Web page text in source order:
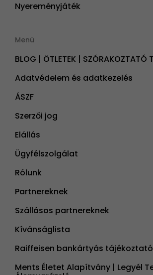
Nyereményjáték
Menü
BLOG | ÖTLETEK | SZÓRAKOZTATÓ
Adatvédelem és adatkezelés
ÁSZF
Szerzői jog
Elállás
Ügyfélszolgálat
Rólunk
Partnereknek
Szállásos partnereknek
Kívánságlista
Raiffeisen bankártyás tájékoztató
Ments Életet Alapítvány | Legyél